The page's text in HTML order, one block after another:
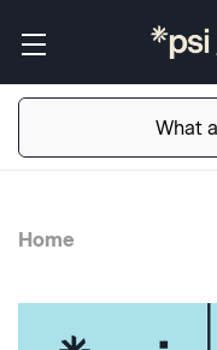
Home